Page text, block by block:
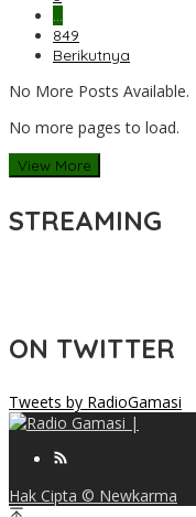
…
849
Berikutnya
No More Posts Available.
No more pages to load.
View More
STREAMING
ON TWITTER
Tweets by RadioGamasi
Hak Cipta © Newkarma